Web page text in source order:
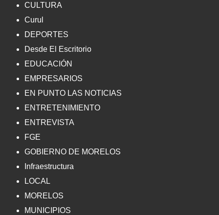
CULTURA
Curul
DEPORTES
Desde El Escritorio
EDUCACIÓN
EMPRESARIOS
EN PUNTO LAS NOTICIAS
ENTRETENIMIENTO
ENTREVISTA
FGE
GOBIERNO DE MORELOS
Infraestructura
LOCAL
MORELOS
MUNICIPIOS